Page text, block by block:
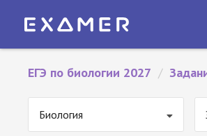
ЕГЭ по биологии 2027 /
Биология